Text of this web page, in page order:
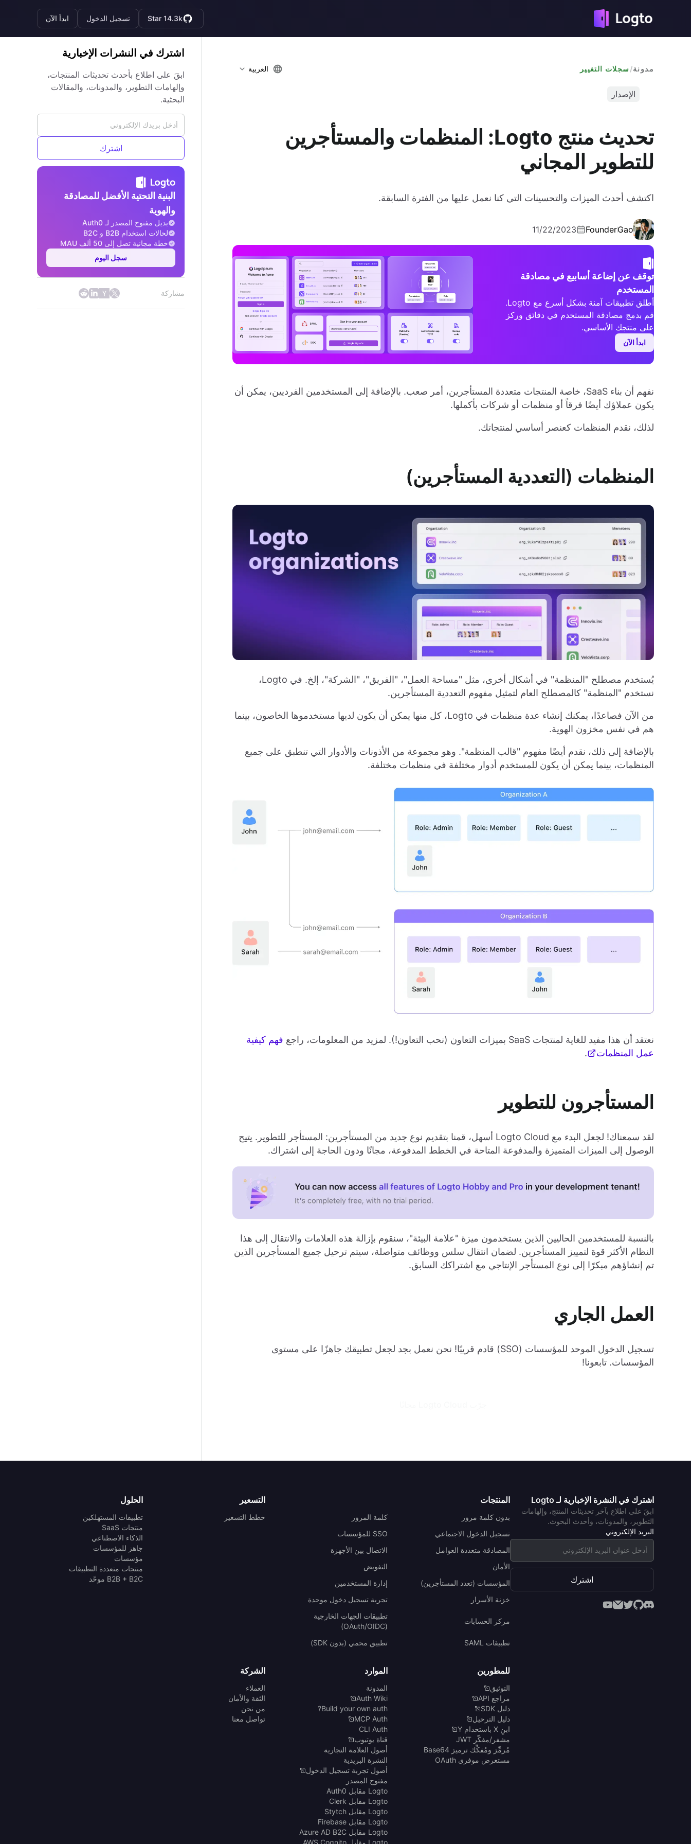
Star 14.3k تسجيل الدخول ابدأ الآن
مدونة/سجلات التغيير العربية
الإصدار
تحديث منتج Logto: المنظمات والمستأجرين
للتطوير المجاني
اكتشف أحدث الميزات والتحسينات التي كنا نعمل عليها من الفترة السابقة.
Gao
Founder
11/22/2023
توقف عن إضاعة أسابيع في مصادقة
المستخدم
أطلق تطبيقات آمنة بشكل أسرع مع Logto.
قم بدمج مصادقة المستخدم في دقائق وركز
على منتجك الأساسي.
ابدأ الآن
نفهم أن بناء SaaS، خاصة المنتجات متعددة المستأجرين، أمر صعب. بالإضافة إلى المستخدمين الفرديين، يمكن أن
يكون عملاؤك أيضًا فرقاً أو منظمات أو شركات بأكملها.
لذلك، نقدم المنظمات كعنصر أساسي لمنتجاتك.
المنظمات (التعددية المستأجرين)
يُستخدم مصطلح "المنظمة" في أشكال أخرى، مثل "مساحة العمل"، "الفريق"، "الشركة"، إلخ. في Logto،
نستخدم "المنظمة" كالمصطلح العام لتمثيل مفهوم التعددية المستأجرين.
من الآن فصاعدًا، يمكنك إنشاء عدة منظمات في Logto، كل منها يمكن أن يكون لديها مستخدموها الخاصون، بينما
هم في نفس مخزون الهوية.
بالإضافة إلى ذلك، نقدم أيضًا مفهوم "قالب المنظمة". وهو مجموعة من الأذونات والأدوار التي تنطبق على جميع
المنظمات، بينما يمكن أن يكون للمستخدم أدوار مختلفة في منظمات مختلفة.
نعتقد أن هذا مفيد للغاية لمنتجات SaaS بميزات التعاون (نحب التعاون!). لمزيد من المعلومات، راجع
فهم كيفية
عمل المنظمات
.
المستأجرون للتطوير
لقد سمعناك! لجعل البدء مع Logto Cloud أسهل، قمنا بتقديم نوع جديد من المستأجرين: المستأجر للتطوير. يتيح
الوصول إلى الميزات المتميزة والمدفوعة المتاحة في الخطط المدفوعة، مجانًا ودون الحاجة إلى اشتراك.
بالنسبة للمستخدمين الحاليين الذين يستخدمون ميزة "علامة البيئة"، سنقوم بإزالة هذه العلامات والانتقال إلى هذا
النظام الأكثر قوة لتمييز المستأجرين. لضمان انتقال سلس ووظائف متواصلة، سيتم ترحيل جميع المستأجرين الذين
تم إنشاؤهم مبكرًا إلى نوع المستأجر الإنتاجي مع اشتراكك السابق.
العمل الجاري
تسجيل الدخول الموحد للمؤسسات (SSO) قادم قريبًا! نحن نعمل بجد لجعل تطبيقك جاهزًا على مستوى
المؤسسات. تابعونا!
اشترك في النشرات الإخبارية
ابقَ على اطلاع بأحدث تحديثات المنتجات،
وإلهامات التطوير، والمدونات، والمقالات
البحثية.
اشترك
البنية التحتية الأفضل للمصادقة
والهوية
بديل مفتوح المصدر لـ Auth0
لحالات استخدام B2B و B2C
خطة مجانية تصل إلى 50 ألف MAU
سجل اليوم
مشاركة
اشترك في النشرة الإخبارية لـ Logto
ابقَ على اطلاع بآخر تحديثات المنتج، وإلهامات
التطوير، والمدونات، وأحدث البحوث.
البريد الإلكتروني
اشترك
المنتجات
بدون كلمة مرور
كلمة المرور
تسجيل الدخول الاجتماعي
SSO للمؤسسات
المصادقة متعددة العوامل
الاتصال بين الأجهزة
الأمان
التفويض
المؤسسات (تعدد المستأجرين)
إدارة المستخدمين
خزنة الأسرار
تجربة تسجيل دخول موحدة
مركز الحسابات
تطبيقات الجهات الخارجية
(OAuth/OIDC)
تطبيقات SAML
تطبيق محمي (بدون SDK)
التسعير
خطط التسعير
الحلول
تطبيقات المستهلكين
منتجات SaaS
الذكاء الاصطناعي
جاهز للمؤسسات
مؤسسات
منتجات متعددة التطبيقات
B2B + B2C موحّد
للمطورين
التوثيق
مراجع API
دليل SDK
دليل الترحيل
ابنِ X باستخدام Y
مشفر/مفكّر JWT
مُرمِّز ومُفكِّك ترميز Base64
مستعرض موفري OAuth
الموارد
المدونة
Auth Wiki
Build your own auth?
MCP Auth
CLI Auth
قناة يوتيوب
أصول العلامة التجارية
النشرة البريدية
أصول تجربة تسجيل الدخول
مفتوح المصدر
Logto مقابل Auth0
Logto مقابل Clerk
Logto مقابل Stytch
Logto مقابل Firebase
Logto مقابل Azure AD B2C
Logto مقابل AWS Cognito
الشركة
العملاء
الثقة والأمان
من نحن
تواصل معنا